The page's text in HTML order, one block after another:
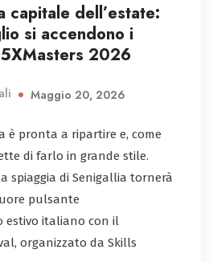
capitale dell’estate:
si accendono i
2026
Maggio 20, 2026
è pronta a ripartire e, come
di farlo in grande stile.
spiaggia di Senigallia tornerà
pulsante
estivo italiano con il
organizzato da Skills